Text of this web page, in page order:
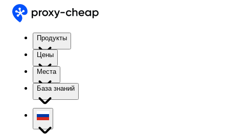
Продукты
Цены
Места
База знаний